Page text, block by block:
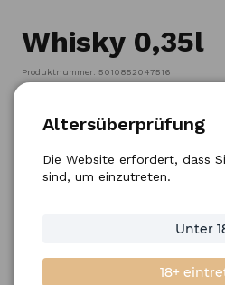
Whisky 0,35l
Produktnummer: 5010852047516
Altersüberprüfung
Die Website erfordert, dass
sind, um einzutreten.
Unter
18+